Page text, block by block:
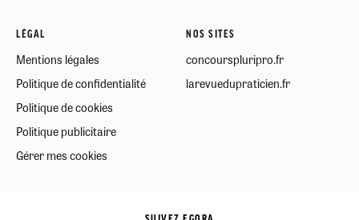
LÉGAL
Mentions légales
Politique de confidentialité
Politique de cookies
Politique publicitaire
Gérer mes cookies
NOS SITES
concourspluripro.fr
larevuedupraticien.fr